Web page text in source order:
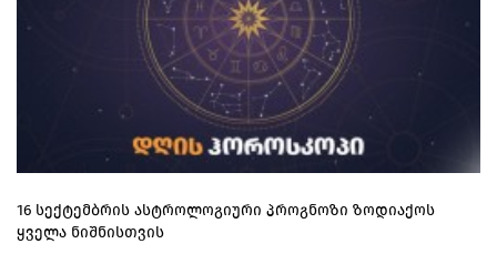
16 სექტემბრის ასტროლოგიური პროგნოზი ზოდიაქოს
ყველა ნიშნისთვის